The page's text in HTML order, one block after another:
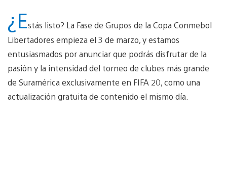
¿Estás listo? La Fase de Grupos de la Copa Conmebol
Libertadores empieza el 3 de marzo, y estamos
entusiasmados por anunciar que podrás disfrutar de la
pasión y la intensidad del torneo de clubes más grande
de Suramérica exclusivamente en FIFA 20, como una
actualización gratuita de contenido el mismo día.